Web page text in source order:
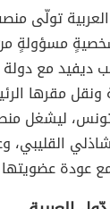
تولّى
شخصيةٍ مسؤولةٍ
ديفيد مع
مقرها
ليشغل
القليبي،
عضويتها في